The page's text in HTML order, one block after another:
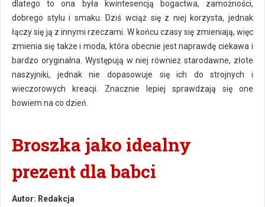
dlatego to ona była kwintesencją bogactwa, zamożności,
dobrego stylu i smaku. Dziś wciąż się z niej korzysta, jednak
łączy się ją z innymi rzeczami. W końcu czasy się zmieniają, więc
zmienia się także i moda, która obecnie jest naprawdę ciekawa i
bardzo oryginalna. Występują w niej również starodawne, złote
naszyjniki, jednak nie dopasowuje się ich do strojnych i
wieczorowych kreacji. Znacznie lepiej sprawdzają się one
bowiem na co dzień.
Broszka jako idealny
prezent dla babci
Autor: Redakcja